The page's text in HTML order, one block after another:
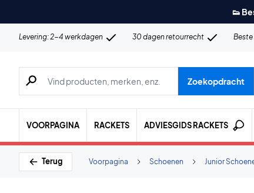
👟
Levering: 2-4 werkdagen 30 dagen retourrecht
Zoeken naar producten, merken etc.
Zoekopdracht
VOORPAGINA RACKETS ADVIESGIDS RACKETS
Terug Junior
Schoenen
Voorpagina